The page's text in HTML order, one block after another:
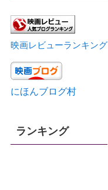
映画レビューランキング
にほんブログ村
ランキング